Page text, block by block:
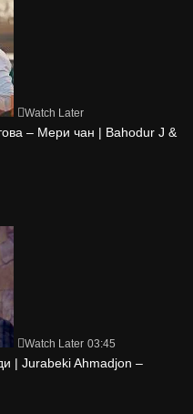
Watch Later
– Мери чан | Bahodur J &
Watch Later 03:45
| Jurabeki Ahmadjon –